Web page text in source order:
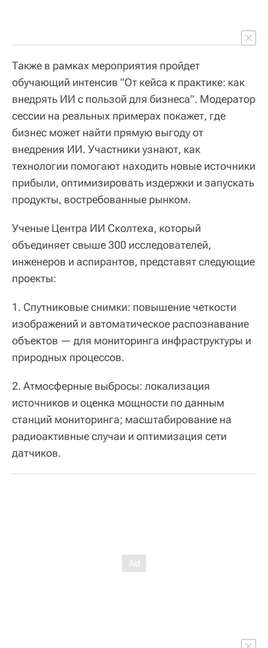
Также в рамках мероприятия пройдет
обучающий интенсив "От кейса к практике: как
внедрять ИИ с пользой для бизнеса". Модератор
сессии на реальных примерах покажет, где
бизнес может найти прямую выгоду от
внедрения ИИ. Участники узнают, как
технологии помогают находить новые источники
прибыли, оптимизировать издержки и запускать
продукты, востребованные рынком.
Ученые Центра ИИ Сколтеха, который
объединяет свыше 300 исследователей,
инженеров и аспирантов, представят следующие
проекты:
1. Спутниковые снимки: повышение четкости
изображений и автоматическое распознавание
объектов — для мониторинга инфраструктуры и
природных процессов.
2. Атмосферные выбросы: локализация
источников и оценка мощности по данным
станций мониторинга; масштабирование на
радиоактивные случаи и оптимизация сети
датчиков.